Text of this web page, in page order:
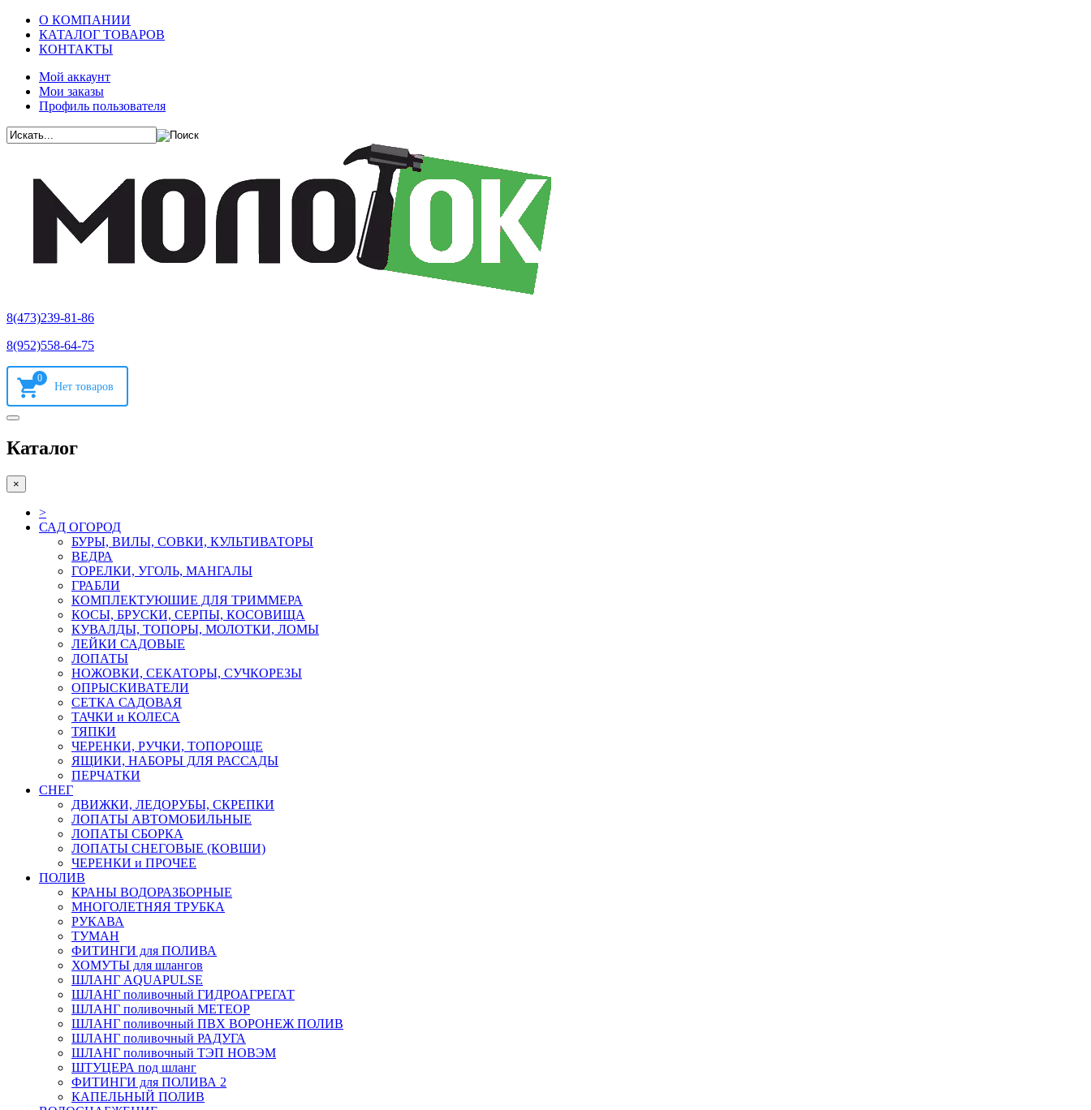
О КОМПАНИИ
КАТАЛОГ ТОВАРОВ
КОНТАКТЫ
Мой аккаунт
Мои заказы
Профиль пользователя
8(473)239-81-86
8(952)558-64-75
0
Каталог
×
>
САД ОГОРОД
БУРЫ, ВИЛЫ, СОВКИ, КУЛЬТИВАТОРЫ
ВЕДРА
ГОРЕЛКИ, УГОЛЬ, МАНГАЛЫ
ГРАБЛИ
КОМПЛЕКТУЮШИЕ ДЛЯ ТРИММЕРА
КОСЫ, БРУСКИ, СЕРПЫ, КОСОВИЩА
КУВАЛДЫ, ТОПОРЫ, МОЛОТКИ, ЛОМЫ
ЛЕЙКИ САДОВЫЕ
ЛОПАТЫ
НОЖОВКИ, СЕКАТОРЫ, СУЧКОРЕЗЫ
ОПРЫСКИВАТЕЛИ
СЕТКА САДОВАЯ
ТАЧКИ и КОЛЕСА
ТЯПКИ
ЧЕРЕНКИ, РУЧКИ, ТОПОРОЩЕ
ЯЩИКИ, НАБОРЫ ДЛЯ РАССАДЫ
ПЕРЧАТКИ
СНЕГ
ДВИЖКИ, ЛЕДОРУБЫ, СКРЕПКИ
ЛОПАТЫ АВТОМОБИЛЬНЫЕ
ЛОПАТЫ СБОРКА
ЛОПАТЫ СНЕГОВЫЕ (КОВШИ)
ЧЕРЕНКИ и ПРОЧЕЕ
ПОЛИВ
КРАНЫ ВОДОРАЗБОРНЫЕ
МНОГОЛЕТНЯЯ ТРУБКА
РУКАВА
ТУМАН
ФИТИНГИ для ПОЛИВА
ХОМУТЫ для шлангов
ШЛАНГ AQUAPULSE
ШЛАНГ поливочный ГИДРОАГРЕГАТ
ШЛАНГ поливочный МЕТЕОР
ШЛАНГ поливочный ПВХ ВОРОНЕЖ ПОЛИВ
ШЛАНГ поливочный РАДУГА
ШЛАНГ поливочный ТЭП НОВЭМ
ШТУЦЕРА под шланг
ФИТИНГИ для ПОЛИВА 2
КАПЕЛЬНЫЙ ПОЛИВ